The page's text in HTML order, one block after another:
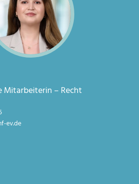
Mitarbeiterin – Recht
ev.de